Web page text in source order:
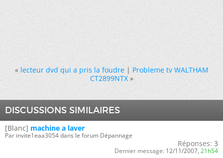
« lecteur dvd qui a pris la foudre|Probleme tv WALTHAM
CT2899NTX »
DISCUSSIONS SIMILAIRES
[Blanc] machine a laver
Par invite1eaa3054 dans le forum Dépannage
Réponses: 3
Dernier message: 12/11/2007, 21h54